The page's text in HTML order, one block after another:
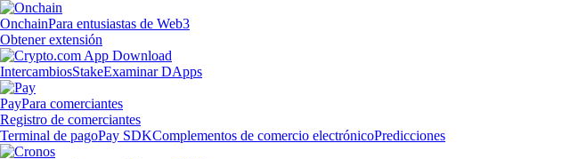
OnchainPara entusiastas de Web3
Obtener extensión
IntercambiosStakeExaminar DApps
PayPara comerciantes
Registro de comerciantes
Terminal de pagoPay SDKComplementos de comercio electrónicoPredicciones